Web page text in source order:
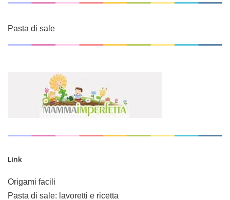
Pasta di sale
Link
Origami facili
Pasta di sale: lavoretti e ricetta